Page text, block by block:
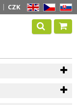
EN CZ SK
CZK